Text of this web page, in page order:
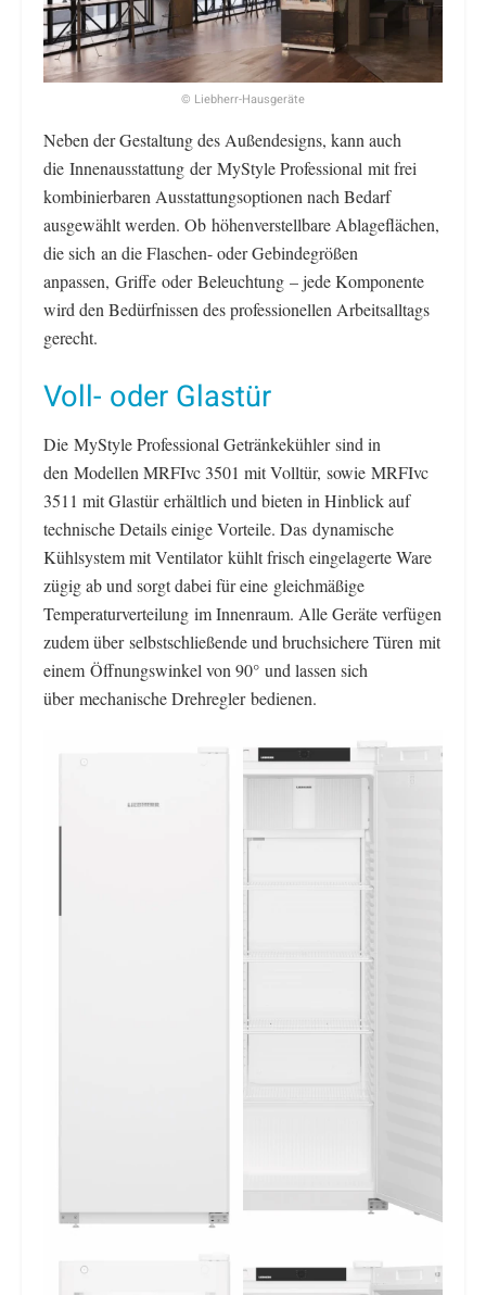
© Liebherr-Hausgeräte
Neben der Gestaltung des Außendesigns, kann auch
die Innenausstattung der MyStyle Professional mit frei
kombinierbaren Ausstattungsoptionen nach Bedarf
ausgewählt werden. Ob höhenverstellbare Ablageflächen,
die sich an die Flaschen- oder Gebindegrößen
anpassen, Griffe oder Beleuchtung – jede Komponente
wird den Bedürfnissen des professionellen Arbeitsalltags
gerecht.
Voll- oder Glastür
Die MyStyle Professional Getränkekühler sind in
den Modellen MRFIvc 3501 mit Volltür, sowie MRFIvc
3511 mit Glastür erhältlich und bieten in Hinblick auf
technische Details einige Vorteile. Das dynamische
Kühlsystem mit Ventilator kühlt frisch eingelagerte Ware
zügig ab und sorgt dabei für eine gleichmäßige
Temperaturverteilung im Innenraum. Alle Geräte verfügen
zudem über selbstschließende und bruchsichere Türen mit
einem Öffnungswinkel von 90° und lassen sich
über mechanische Drehregler bedienen.